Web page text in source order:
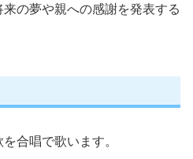
の夢や親への感謝を発表する
合唱で歌います。